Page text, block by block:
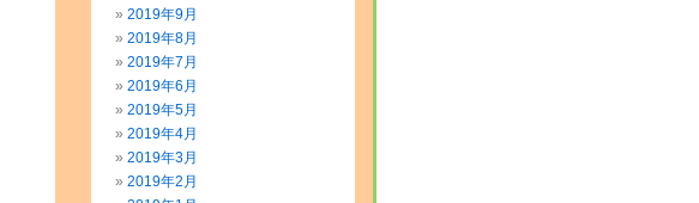
2019年9月
2019年8月
2019年7月
2019年6月
2019年5月
2019年4月
2019年3月
2019年2月